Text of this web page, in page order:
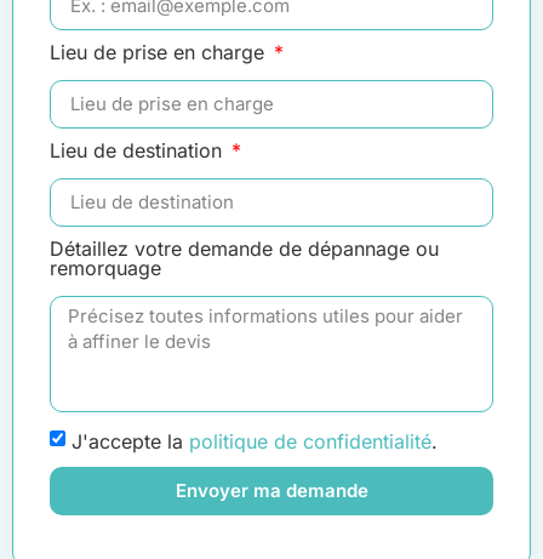
Lieu de prise en charge
Lieu de destination
Détaillez votre demande de dépannage ou
remorquage
J'accepte la politique de confidentialité.
Envoyer ma demande